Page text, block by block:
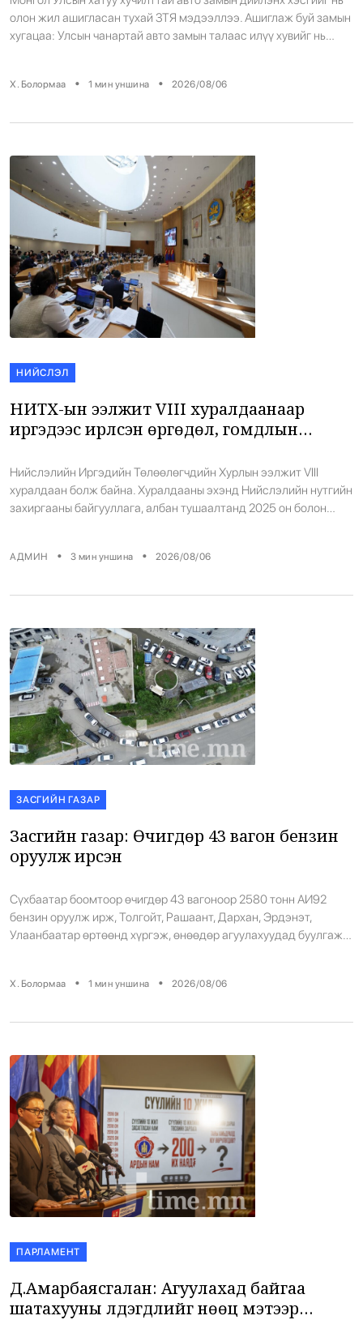
олон жил ашигласан тухай ЗТЯ мэдээллээ. Ашиглаж буй замын
хугацаа: Улсын чанартай авто замын талаас илүү хувийг нь
Сүхбаатар, Улаанбаатар-Мандалговь-Даланзадгад,
аймгийн төвийг […]
Х. Болормаа • 1 мин уншина • 2026/08/06
НИЙСЛЭЛ
НИТХ-ын ээлжит VIII хуралдаанаар
иргэдээс ирүүлсэн өргөдөл, гомдлын
байна
Нийслэлийн Иргэдийн Төлөөлөгчдийн Хурлын ээлжит VIII
хуралдаан болж байна. Хуралдааны эхэнд Нийслэлийн нутгийн
захиргааны байгууллага, албан тушаалтанд 2025 он болон
даргын Тамгын газрын Нийгмийн салбар, ногоон хөгжил, агаар
танилцууллаа. Тэрбээр, 2025 оны нэгдүгээр сарын 1-нээс […]
АДМИН • 3 мин уншина • 2026/08/06
ЗАСГИЙН ГАЗАР
Засгийн газар: Өчигдөр 43 вагон бензин
оруулж ирсэн
Сүхбаатар боомтоор өчигдөр 43 вагоноор 2580 тонн АИ92
бензин оруулж ирж, Толгойт, Рашаант, Дархан, Эрдэнэт,
Улаанбаатар өртөөнд хүргэж, өнөөдөр агуулахуудад буулгаж
улс 8 дугаар сарын 1-5-ны хооронд Сүхбаатар боомтоор нийт
Х. Болормаа • 1 мин уншина • 2026/08/06
ПАРЛАМЕНТ
Д.Амарбаясгалан: Агуулахад байгаа
шатахууны үлдэгдлийг нөөц мэтээр